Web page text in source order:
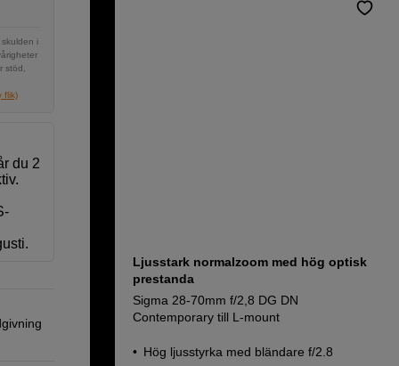
i
stöd,
flik)
du 2
Ljusstark normalzoom med hög optisk
prestanda
Sigma 28-70mm f/2,8 DG DN
Contemporary till L-mount
Hög ljusstyrka med bländare f/2.8